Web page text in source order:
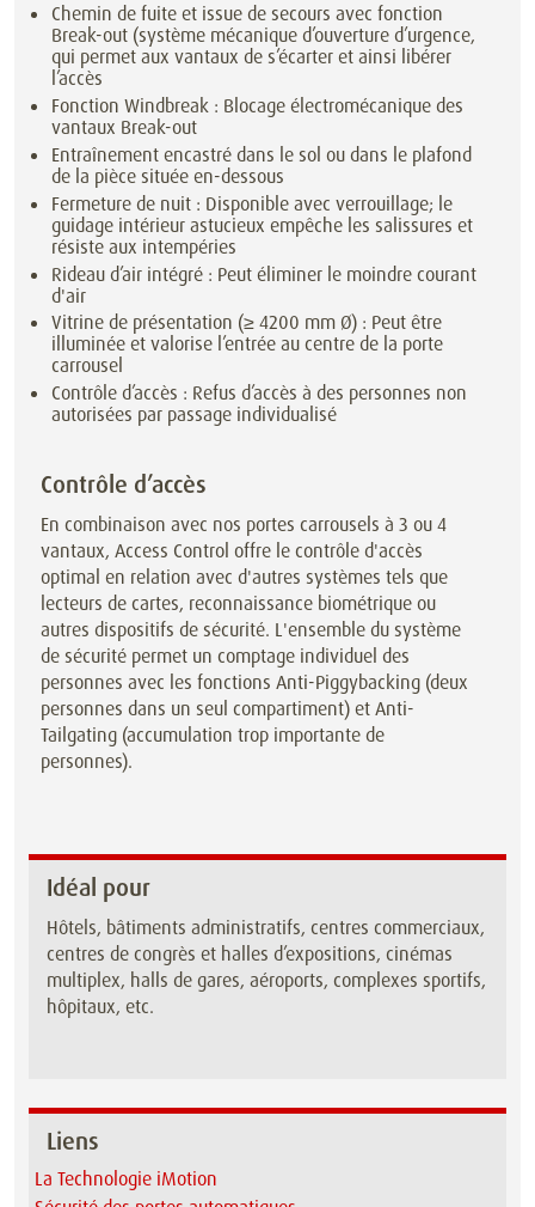
Chemin de fuite et issue de secours avec fonction
Break-out (système mécanique d’ouverture d’urgence,
qui permet aux vantaux de s’écarter et ainsi libérer
l’accès
Fonction Windbreak : Blocage électromécanique des
vantaux Break-out
Entraînement encastré dans le sol ou dans le plafond
de la pièce située en-dessous
Fermeture de nuit : Disponible avec verrouillage; le
guidage intérieur astucieux empêche les salissures et
résiste aux intempéries
Rideau d’air intégré : Peut éliminer le moindre courant
d'air
Vitrine de présentation (≥ 4200 mm Ø) : Peut être
illuminée et valorise l’entrée au centre de la porte
carrousel
Contrôle d’accès : Refus d’accès à des personnes non
autorisées par passage individualisé
Contrôle d’accès
En combinaison avec nos portes carrousels à 3 ou 4
vantaux, Access Control offre le contrôle d'accès
optimal en relation avec d'autres systèmes tels que
lecteurs de cartes, reconnaissance biométrique ou
autres dispositifs de sécurité. L'ensemble du système
de sécurité permet un comptage individuel des
personnes avec les fonctions Anti-Piggybacking (deux
personnes dans un seul compartiment) et Anti-
Tailgating (accumulation trop importante de
personnes).
Idéal pour
Hôtels, bâtiments administratifs, centres commerciaux,
centres de congrès et halles d’expositions, cinémas
multiplex, halls de gares, aéroports, complexes sportifs,
hôpitaux, etc.
Liens
La Technologie iMotion